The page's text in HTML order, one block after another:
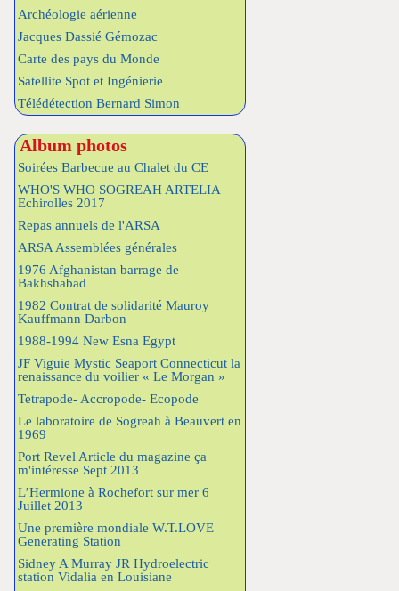
Archéologie aérienne
Jacques Dassié Gémozac
Carte des pays du Monde
Satellite Spot et Ingénierie
Télédétection Bernard Simon
Album photos
Soirées Barbecue au Chalet du CE
WHO'S WHO SOGREAH ARTELIA
Echirolles 2017
Repas annuels de l'ARSA
ARSA Assemblées générales
1976 Afghanistan barrage de
Bakhshabad
1982 Contrat de solidarité Mauroy
Kauffmann Darbon
1988-1994 New Esna Egypt
JF Viguie Mystic Seaport Connecticut la
renaissance du voilier « Le Morgan »
Tetrapode- Accropode- Ecopode
Le laboratoire de Sogreah à Beauvert en
1969
Port Revel Article du magazine ça
m'intéresse Sept 2013
L’Hermione à Rochefort sur mer 6
Juillet 2013
Une première mondiale W.T.LOVE
Generating Station
Sidney A Murray JR Hydroelectric
station Vidalia en Louisiane